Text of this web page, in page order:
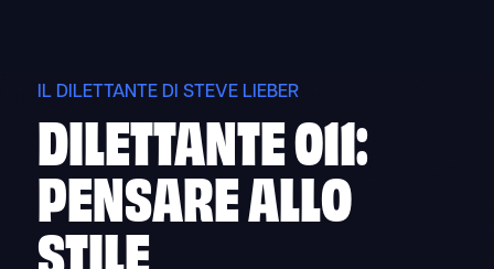
IL DILETTANTE DI STEVE LIEBER
DILETTANTE 011:
PENSARE ALLO
STILE